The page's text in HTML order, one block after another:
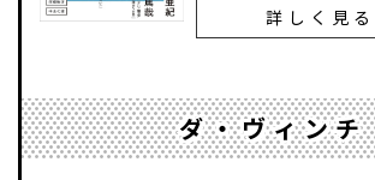
詳しく見る
ダ・ヴィンチ